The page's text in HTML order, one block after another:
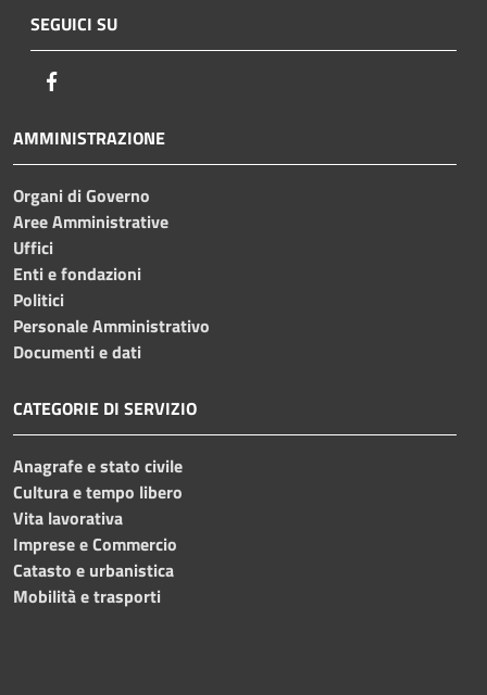
SEGUICI SU
AMMINISTRAZIONE
Organi di Governo
Aree Amministrative
Uffici
Enti e fondazioni
Politici
Personale Amministrativo
Documenti e dati
CATEGORIE DI SERVIZIO
Anagrafe e stato civile
Cultura e tempo libero
Vita lavorativa
Imprese e Commercio
Catasto e urbanistica
Mobilità e trasporti